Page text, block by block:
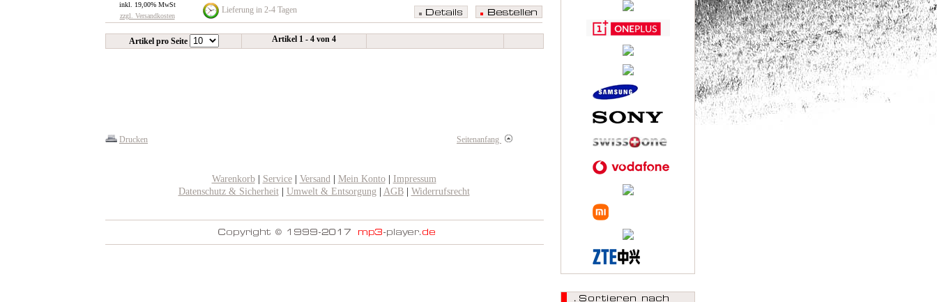
inkl. 19,00% MwSt
zzgl. Versandkosten
Lieferung in 2-4 Tagen
Artikel pro Seite Artikel 1 - 4 von 4
Drucken Seitenanfang
Warenkorb| Service| Versand| Mein Konto| Impressum
Datenschutz & Sicherheit| Umwelt & Entsorgung| AGB| Widerrufsrecht